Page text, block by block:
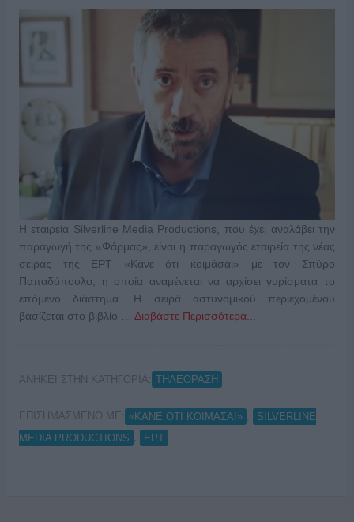
Η εταιρεία Silverline Media Productions, που έχει αναλάβει την
παραγωγή της «Φάρμας», είναι η παραγωγός εταιρεία της νέας
σειράς της ΕΡΤ «Κάνε ότι κοιμάσαι» με τον Σπύρο
Παπαδόπουλο, η οποία αναμένεται να αρχίσει γυρίσματα το
επόμενο διάστημα. Η σειρά αστυνομικού περιεχομένου
βασίζεται στο βιβλίο … Διαβάστε Περισσότερα...
ΑΝΗΚΕΙ ΣΤΗΝ ΚΑΤΗΓΟΡΙΑ: ΤΗΛΕΟΡΑΣΗ
ΕΠΙΣΗΜΑΣΜΕΝΟ ΜΕ: «ΚΑΝΕ ΟΤΙ ΚΟΙΜΑΣΑΙ»
SILVERLINE
MEDIA PRODUCTIONS
ΕΡΤ